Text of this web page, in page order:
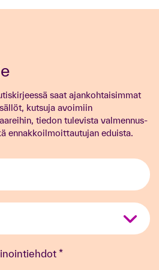
saat ajankohtaisimmat
kutsuja avoimiin
tiedon tulevista valmennus-
ennakkoilmoittautujan eduista.
*